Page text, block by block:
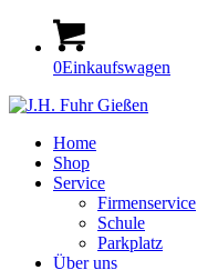
0Einkaufswagen
Home
Shop
Service
Firmenservice
Schule
Parkplatz
Über uns